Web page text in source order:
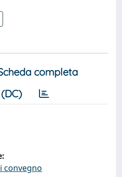
completa
convegno